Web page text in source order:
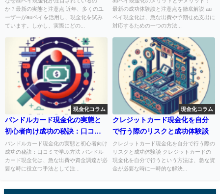
か？最新の実態と注意点 近年、多くのユ
ーザーがauペイを活用し、現金化を試み
ています。しかし、実際にどの...
最新の成功体験談と注意点を徹底解説 au
ペイ現金化は、急な出費や予期せぬ支出に
対応するための一つの方法...
現金化コラム
バンドルカード現金化の実態と
初心者向け成功の秘訣：口コミ
で学ぶ方法
バンドルカード現金化の実態と初心者向け
成功の秘訣：口コミで学ぶ方法 バンドル
カード現金化は、急な出費や資金調達が必
要な時に役立つ手法として注...
現金化コラム
クレジットカード現金化を自分
で行う際のリスクと成功体験談
クレジットカード現金化を自分で行う際の
リスクと成功体験談 クレジットカードの
現金化を自分で行うという方法は、急な資
金が必要な時に一時的な解決...